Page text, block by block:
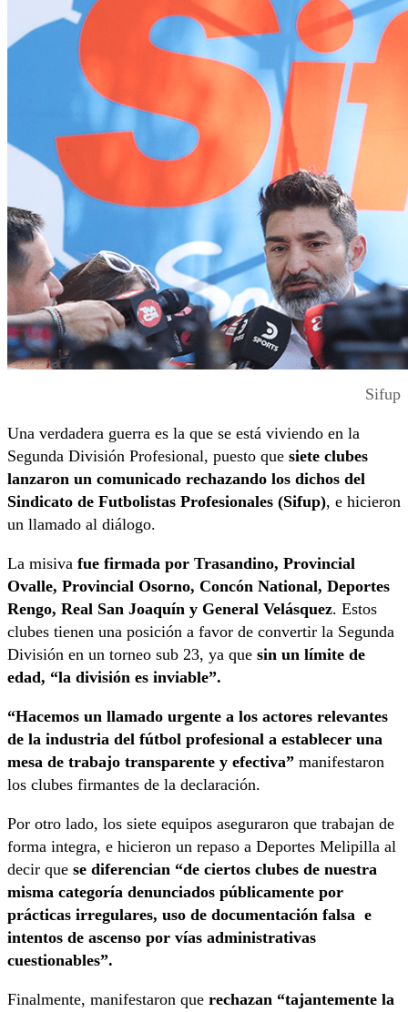
Sifup
Una verdadera guerra es la que se está viviendo en la
Segunda División Profesional, puesto que siete clubes
lanzaron un comunicado rechazando los dichos del
Sindicato de Futbolistas Profesionales (Sifup), e hicieron
un llamado al diálogo.
La misiva fue firmada por Trasandino, Provincial
Ovalle, Provincial Osorno, Concón National, Deportes
Rengo, Real San Joaquín y General Velásquez. Estos
clubes tienen una posición a favor de convertir la Segunda
División en un torneo sub 23, ya que sin un límite de
edad, “la división es inviable”.
“Hacemos un llamado urgente a los actores relevantes
de la industria del fútbol profesional a establecer una
mesa de trabajo transparente y efectiva” manifestaron
los clubes firmantes de la declaración.
Por otro lado, los siete equipos aseguraron que trabajan de
forma integra, e hicieron un repaso a Deportes Melipilla al
decir que se diferencian “de ciertos clubes de nuestra
misma categoría denunciados públicamente por
prácticas irregulares, uso de documentación falsa e
intentos de ascenso por vías administrativas
cuestionables”.
Finalmente, manifestaron que rechazan “tajantemente la